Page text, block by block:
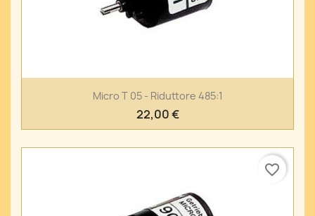
Micro T 05 - Riduttore 485:1
22,00 €
favorite_border